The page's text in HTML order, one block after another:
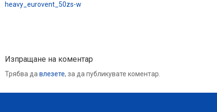
heavy_eurovent_50zs-w
Изпращане на коментар
Трябва да влезете, за да публикувате коментар.